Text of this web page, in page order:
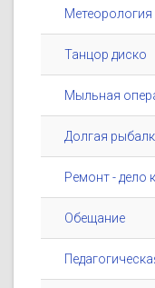
Метеорология
Танцор диско
Мыльная
Долгая
Ремонт - дело
Обещание